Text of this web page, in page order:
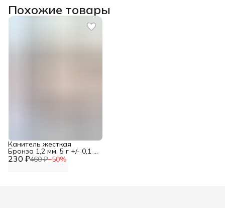
Похожие товары
230 ₽460 ₽−50%
Канитель жесткая
Бронза 1,2 мм, 5 г +/- 0,1 г,
Astra&Craft